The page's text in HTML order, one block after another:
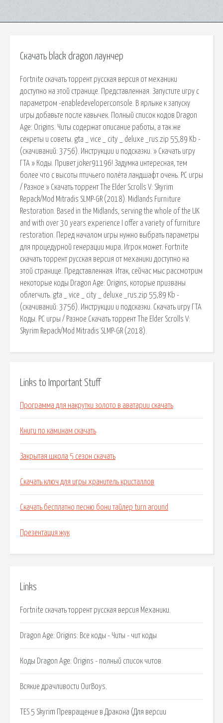
Скачать black dragon лаунчер
Fortnite скачать торрент русская версия от механики
доступно на этой странице. Представленная. Запустите игру с
параметром -enabledeveloperconsole. В ярлыке к запуску
игры добавьте после кавычек. Полный список кодов Dragon
Age: Origins. Читы содержат описание работы, а так же
секреты и советы. gta _ vice _ city _ deluxe _rus.zip 55,89 Kb -
(cкачиваний: 3756). Инструкции и подсказки. » Скачать игру
ГТА » Коды. Привет joker91196! Задумка интересная, тем
более что с высоты птичьего полёта ландшафт очень. PC игры
/ Разное » Скачать торрент The Elder Scrolls V: Skyrim
Repack/Mod Mitradis SLMP-GR (2018). Midlands Furniture
Restoration. Based in the Midlands, serving the whole of the UK
and with over 30 years experience I offer a variety of furniture
restoration. Перед началом игры нужно выбрать параметры
для процедурной генерации мира. Игрок может. Fortnite
скачать торрент русская версия от механики доступно на
этой странице. Представленная. Итак, сейчас мыс рассмотрим
некоторые коды Dragon Age: Origins, которые призваны
облегчить. gta _ vice _ city _ deluxe _rus.zip 55,89 Kb -
(cкачиваний: 3756). Инструкции и подсказки. Скачать игру ГТА
Коды. PC игры / Разное Скачать торрент The Elder Scrolls V:
Skyrim Repack/Mod Mitradis SLMP-GR (2018).
Links to Important Stuff
Программа для накрутки золото в аватарии скачать
Книги по каминам скачать
Закрытая школа 5 сезон скачать
Скачать ключ для игры хранитель кристаллов
Скачать бесплатно песню бони тайлер turn around
Презентация жук
Links
Fortnite скачать торрент русская версия Механики.
Dragon Age: Origins: Все коды - Читы - чит коды
Коды Dragon Age: Origins - полный список читов.
Всякие драчливости OurBoys.
TES 5 Skyrim Превращение в Дракона (Для версии